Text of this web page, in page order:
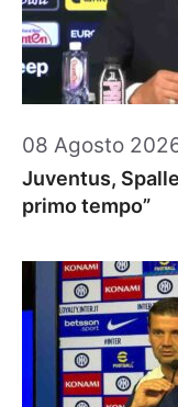
08 Agosto
Juventus,
primo tempo”